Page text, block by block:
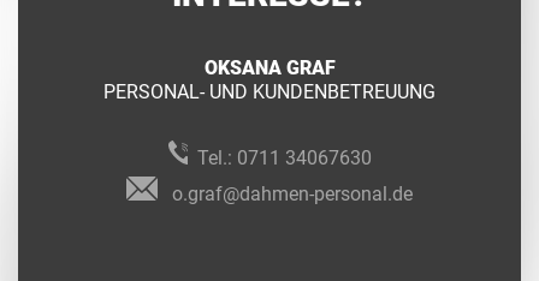
OKSANA GRAF
PERSONAL- UND KUNDENBETREUUNG
Tel.: 0711 34067630
o.graf@dahmen-personal.de